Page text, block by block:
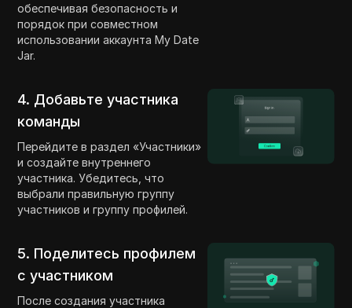
обеспечивая безопасность и
порядок при совместном
использовании аккаунта My Date
Jar.
4. Добавьте участника
команды
Перейдите в раздел «Участники»
и создайте внутреннего
участника. Убедитесь, что
выбрали правильную группу
участников и группу профилей.
5. Поделитесь профилем
с участником
После создания участника